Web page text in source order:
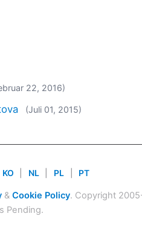
22, 2016)
(Juli 01, 2015)
KO NL PL PT
& Cookie Policy. Copyright
Pending.